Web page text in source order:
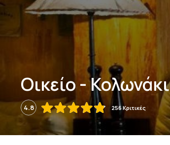
Οικείο - Κολωνάκι
4.8 256 Κριτικές